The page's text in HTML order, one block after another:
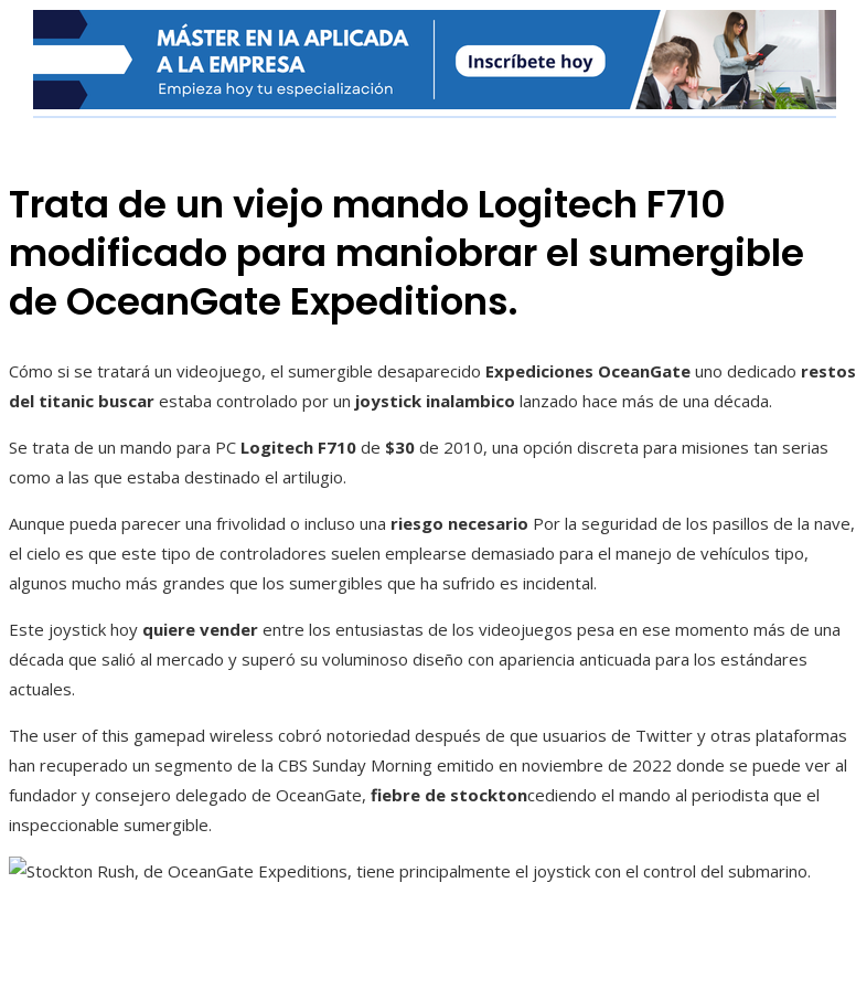
Trata de un viejo mando Logitech F710
modificado para maniobrar el sumergible
de OceanGate Expeditions.
Cómo si se tratará un videojuego, el sumergible desaparecido Expediciones OceanGate uno dedicado restos
del titanic buscar estaba controlado por un joystick inalambico lanzado hace más de una década.
Se trata de un mando para PC Logitech F710 de $30 de 2010, una opción discreta para misiones tan serias
como a las que estaba destinado el artilugio.
Aunque pueda parecer una frivolidad o incluso una riesgo necesario Por la seguridad de los pasillos de la nave,
el cielo es que este tipo de controladores suelen emplearse demasiado para el manejo de vehículos tipo,
algunos mucho más grandes que los sumergibles que ha sufrido es incidental.
Este joystick hoy quiere vender entre los entusiastas de los videojuegos pesa en ese momento más de una
década que salió al mercado y superó su voluminoso diseño con apariencia anticuada para los estándares
actuales.
The user of this gamepad wireless cobró notoriedad después de que usuarios de Twitter y otras plataformas
han recuperado un segmento de la CBS Sunday Morning emitido en noviembre de 2022 donde se puede ver al
fundador y consejero delegado de OceanGate, fiebre de stocktoncediendo el mando al periodista que el
inspeccionable sumergible.